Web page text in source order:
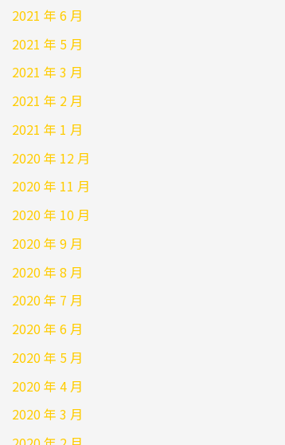
2021 年 6 月
2021 年 5 月
2021 年 3 月
2021 年 2 月
2021 年 1 月
2020 年 12 月
2020 年 11 月
2020 年 10 月
2020 年 9 月
2020 年 8 月
2020 年 7 月
2020 年 6 月
2020 年 5 月
2020 年 4 月
2020 年 3 月